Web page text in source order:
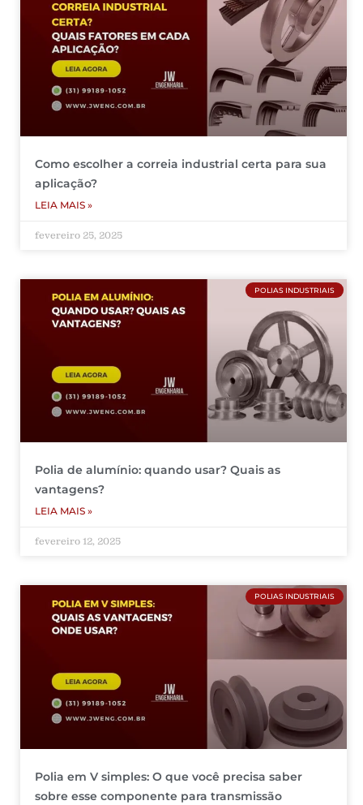
Como escolher a correia industrial certa para sua
aplicação?
LEIA MAIS »
fevereiro 25, 2025
POLIAS INDUSTRIAIS
Polia de alumínio: quando usar? Quais as
vantagens?
LEIA MAIS »
fevereiro 12, 2025
POLIAS INDUSTRIAIS
Polia em V simples: O que você precisa saber
sobre esse componente para transmissão